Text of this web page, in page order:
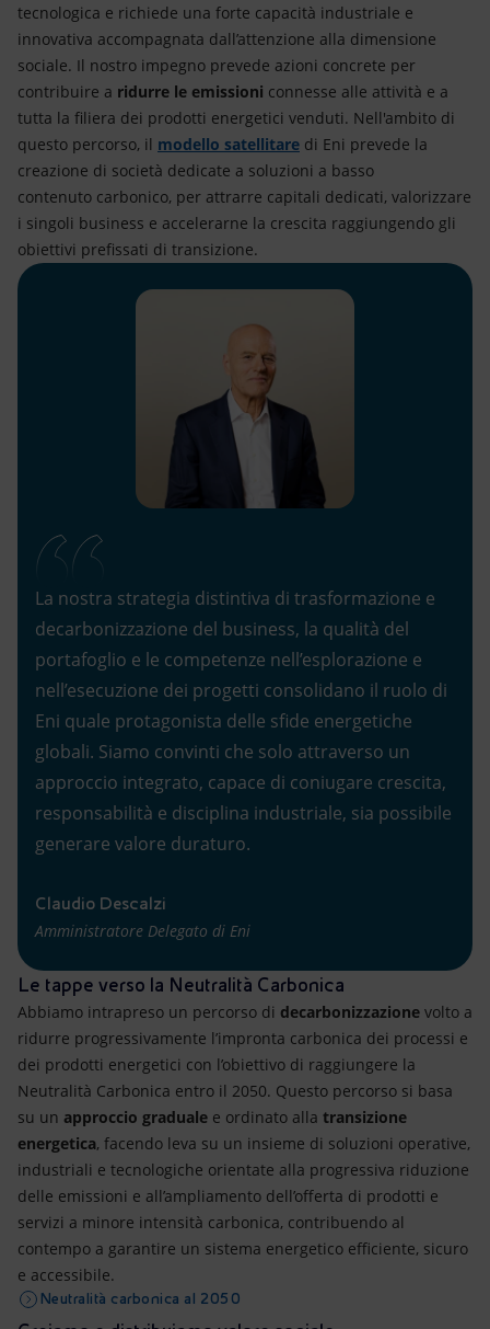
tecnologica e richiede una forte capacità industriale e
innovativa accompagnata dall’attenzione alla dimensione
sociale. Il nostro impegno prevede azioni concrete per
contribuire a ridurre le emissioni connesse alle attività e a
tutta la filiera dei prodotti energetici venduti. Nell'ambito di
questo percorso, il modello satellitare di Eni prevede la
creazione di società dedicate a soluzioni a basso
contenuto carbonico, per attrarre capitali dedicati, valorizzare
i singoli business e accelerarne la crescita raggiungendo gli
obiettivi prefissati di transizione.
La nostra strategia distintiva di trasformazione e
decarbonizzazione del business, la qualità del
portafoglio e le competenze nell’esplorazione e
nell’esecuzione dei progetti consolidano il ruolo di
Eni quale protagonista delle sfide energetiche
globali. Siamo convinti che solo attraverso un
approccio integrato, capace di coniugare crescita,
responsabilità e disciplina industriale, sia possibile
generare valore duraturo.
Claudio Descalzi
Amministratore Delegato di Eni
Le tappe verso la Neutralità Carbonica
Abbiamo intrapreso un percorso di decarbonizzazione volto a
ridurre progressivamente l’impronta carbonica dei processi e
dei prodotti energetici con l’obiettivo di raggiungere la
Neutralità Carbonica entro il 2050. Questo percorso si basa
su un approccio graduale e ordinato alla transizione
energetica, facendo leva su un insieme di soluzioni operative,
industriali e tecnologiche orientate alla progressiva riduzione
delle emissioni e all’ampliamento dell’offerta di prodotti e
servizi a minore intensità carbonica, contribuendo al
contempo a garantire un sistema energetico efficiente, sicuro
e accessibile.
Neutralità carbonica al 2050